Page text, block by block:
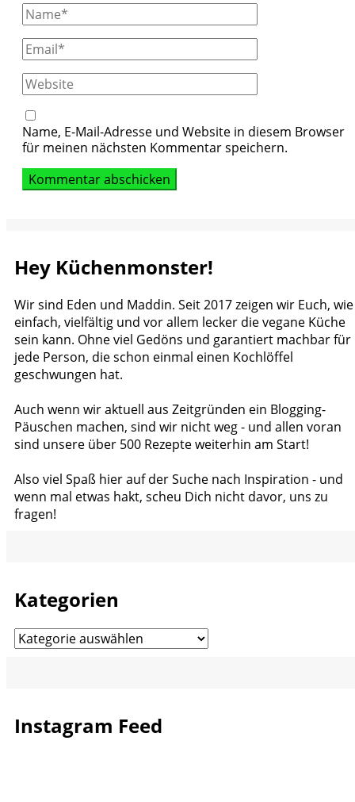
Full
Name
Email
Website
Name, E-Mail-Adresse und Website in diesem Browser
für meinen nächsten Kommentar speichern.
Hey Küchenmonster!
Wir sind Eden und Maddin. Seit 2017 zeigen wir Euch, wie
einfach, vielfältig und vor allem lecker die vegane Küche
sein kann. Ohne viel Gedöns und garantiert machbar für
jede Person, die schon einmal einen Kochlöffel
geschwungen hat.
Auch wenn wir aktuell aus Zeitgründen ein Blogging-
Päuschen machen, sind wir nicht weg - und allen voran
sind unsere über 500 Rezepte weiterhin am Start!
Also viel Spaß hier auf der Suche nach Inspiration - und
wenn mal etwas hakt, scheu Dich nicht davor, uns zu
fragen!
Kategorien
Kategorien
Instagram Feed